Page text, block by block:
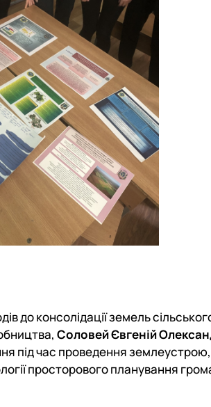
до консолідації земель
Соловей Євгеній
під час проведення землеустрою,
просторового планування